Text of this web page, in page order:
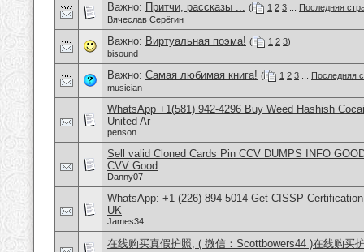
Важно: Притчи, рассказы ... ( 1 2 3
Последняя
Вячеслав Серёгин
Важно: Виртуальная поэма! ( 1 2 3)
bisound
Важно: Самая любимая книга! ( 1 2 3
Последняя
musician
WhatsApp +1(581) 942-4296 Buy Weed Hashish
United Ar
penson
Sell valid Cloned Cards Pin CCV DUMPS INFO
CVV Good
Danny07
WhatsApp: +1 (226) 894-5014​ Get CISSP
UK
James34
在线购买真假护照, ( 微信：Scottbowers44 )在线购买